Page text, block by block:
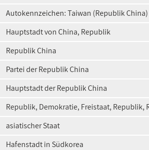
Autokennzeichen: Taiwan (Republik China)
Hauptstadt von China, Republik
Republik China
Partei der Republik China
Hauptstadt der Republik China
Republik, Demokratie, Freistaat, Republik,
asiatischer Staat
Hafenstadt in Südkorea